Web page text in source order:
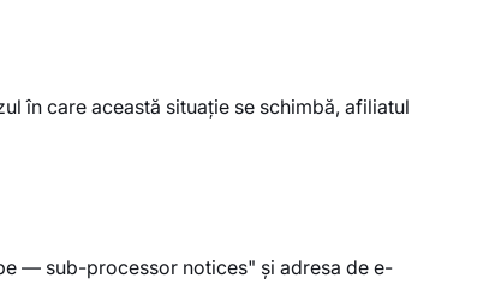
în care această situație se schimbă, afiliatul
— sub-processor notices" și adresa de e-